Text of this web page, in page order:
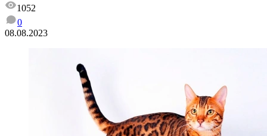
1052
0
08.08.2023